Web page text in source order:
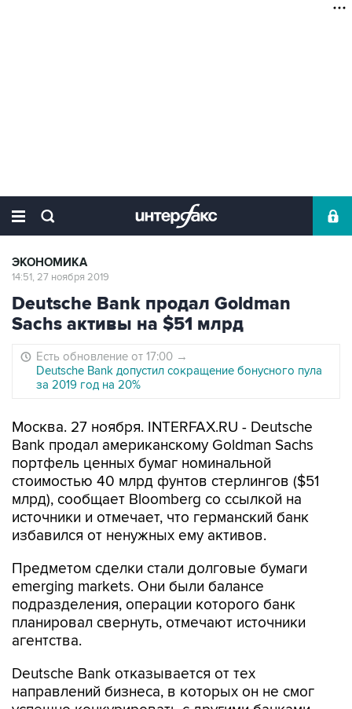
ЭКОНОМИКА
14:51, 27 ноября 2019
Deutsche Bank продал Goldman
Sachs активы на $51 млрд
Есть обновление от 17:00 →
Deutsche Bank допустил сокращение бонусного пула
за 2019 год на 20%
Москва. 27 ноября. INTERFAX.RU - Deutsche
Bank продал американскому Goldman Sachs
портфель ценных бумаг номинальной
стоимостью 40 млрд фунтов стерлингов ($51
млрд), сообщает Bloomberg со ссылкой на
источники и отмечает, что германский банк
избавился от ненужных ему активов.
Предметом сделки стали долговые бумаги
emerging markets. Они были балансе
подразделения, операции которого банк
планировал свернуть, отмечают источники
агентства.
Deutsche Bank отказывается от тех
направлений бизнеса, в которых он не смог